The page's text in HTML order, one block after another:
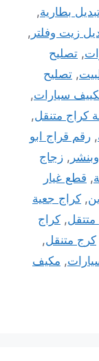
بطارية,
زيت وفلتر ,
, تصليح
, تصليح
سيارات,
كراج متنقل,
, رقم قراج ابو
, زجاج
, قطع غيار
, كراج جعية
متتقل, كراج
كرج متنقل,
, مكيف